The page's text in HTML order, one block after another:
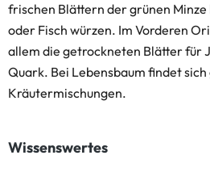
frischen Blättern der grünen Minze
oder Fisch würzen. Im Vorderen
allem die getrockneten Blätter für
Quark. Bei Lebensbaum findet sich
Kräutermischungen.
Wissenswertes